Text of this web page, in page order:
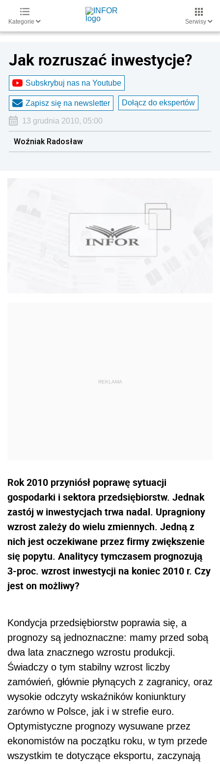
Kategorie Serwisy
Jak rozruszać inwestycje?
Subskrybuj nas na Youtube
Zapisz się na newsletter Dołącz do ekspertów
13 grudnia 2010, 05:00
Woźniak Radosław
Rok 2010 przyniósł poprawę sytuacji
gospodarki i sektora przedsiębiorstw. Jednak
zastój w inwestycjach trwa nadal. Upragniony
wzrost zależy do wielu zmiennych. Jedną z
nich jest oczekiwane przez firmy zwiększenie
się popytu. Analitycy tymczasem prognozują
3-proc. wzrost inwestycji na koniec 2010 r. Czy
jest on możliwy?
Kondycja przedsiębiorstw poprawia się, a
prognozy są jednoznaczne: mamy przed sobą
dwa lata znacznego wzrostu produkcji.
Świadczy o tym stabilny wzrost liczby
zamówień, głównie płynących z zagranicy, oraz
wysokie odczyty wskaźników koniunktury
zarówno w Polsce, jak i w strefie euro.
Optymistyczne prognozy wysuwane przez
ekonomistów na początku roku, w tym przede
wszystkim te dotyczące eksportu, zaczynają